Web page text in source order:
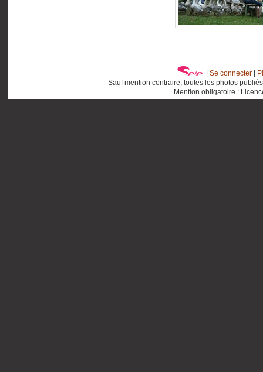
Se connecter|
Sauf mention contraire, toutes les photos
Mention obligatoire :